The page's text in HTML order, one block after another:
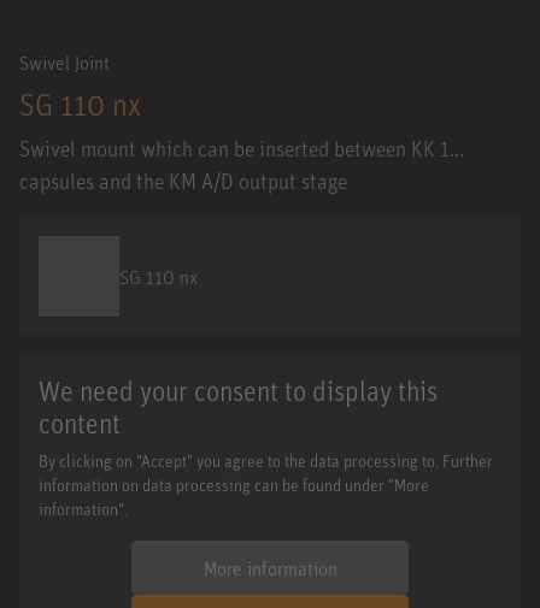
Swivel Joint
SG 110 nx
Swivel mount which can be inserted between KK 1...
capsules and the KM A/D output stage
SG 110 nx
We need your consent to display this
content
By clicking on "Accept" you agree to the data processing to. Further
information on data processing can be found under "More
information".
More information